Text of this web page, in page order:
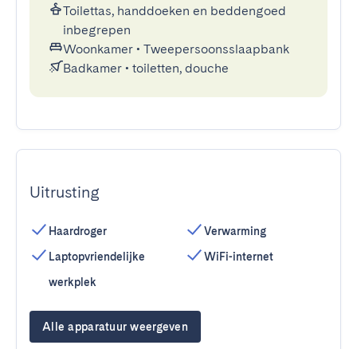
Toilettas, handdoeken en beddengoed
inbegrepen
Woonkamer • Tweepersoonsslaapbank
Badkamer • toiletten, douche
Uitrusting
Haardroger
Laptopvriendelijke
werkplek
Verwarming
WiFi-internet
Alle apparatuur weergeven